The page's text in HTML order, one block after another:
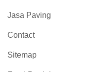
Jasa Paving
Contact
Sitemap